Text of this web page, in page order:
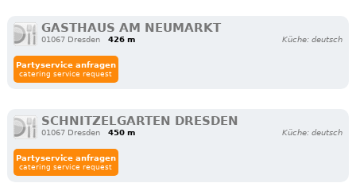
GASTHAUS AM NEUMARKT
01067 Dresden 426 m Küche: deutsch
Partyservice anfragen
catering service request
SCHNITZELGARTEN DRESDEN
01067 Dresden 450 m Küche: deutsch
Partyservice anfragen
catering service request